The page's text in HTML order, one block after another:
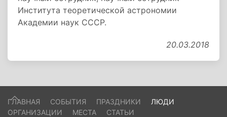
Института теоретической астрономии
Академии наук СССР.
20.03.2018
ГЛАВНАЯ СОБЫТИЯ ПРАЗДНИКИ
ЛЮДИ
ОРГАНИЗАЦИИ
МЕСТА СТАТЬИ